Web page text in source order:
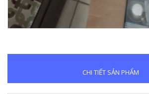
CHI TIẾT SẢN PHẨM